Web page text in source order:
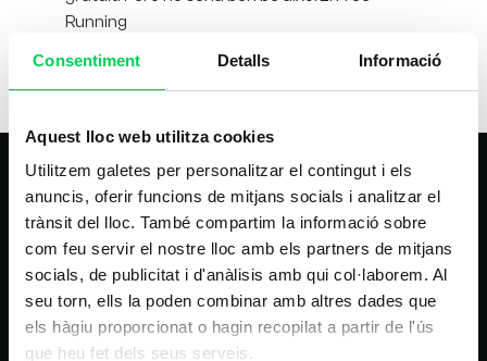
Consentiment Detalls Informació
Aquest lloc web utilitza cookies
Utilitzem galetes per personalitzar el contingut i els
anuncis, oferir funcions de mitjans socials i analitzar el
trànsit del lloc. També compartim la informació sobre
com feu servir el nostre lloc amb els partners de mitjans
socials, de publicitat i d'anàlisis amb qui col·laborem. Al
seu torn, ells la poden combinar amb altres dades que
els hàgiu proporcionat o hagin recopilat a partir de l'ús
que heu fet dels seus serveis.
Running
NAVEGACIÓ PRINCIPAL